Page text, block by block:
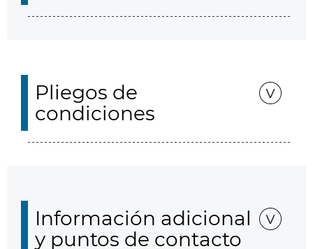
Pliegos de
condiciones
Información adicional
y puntos de contacto